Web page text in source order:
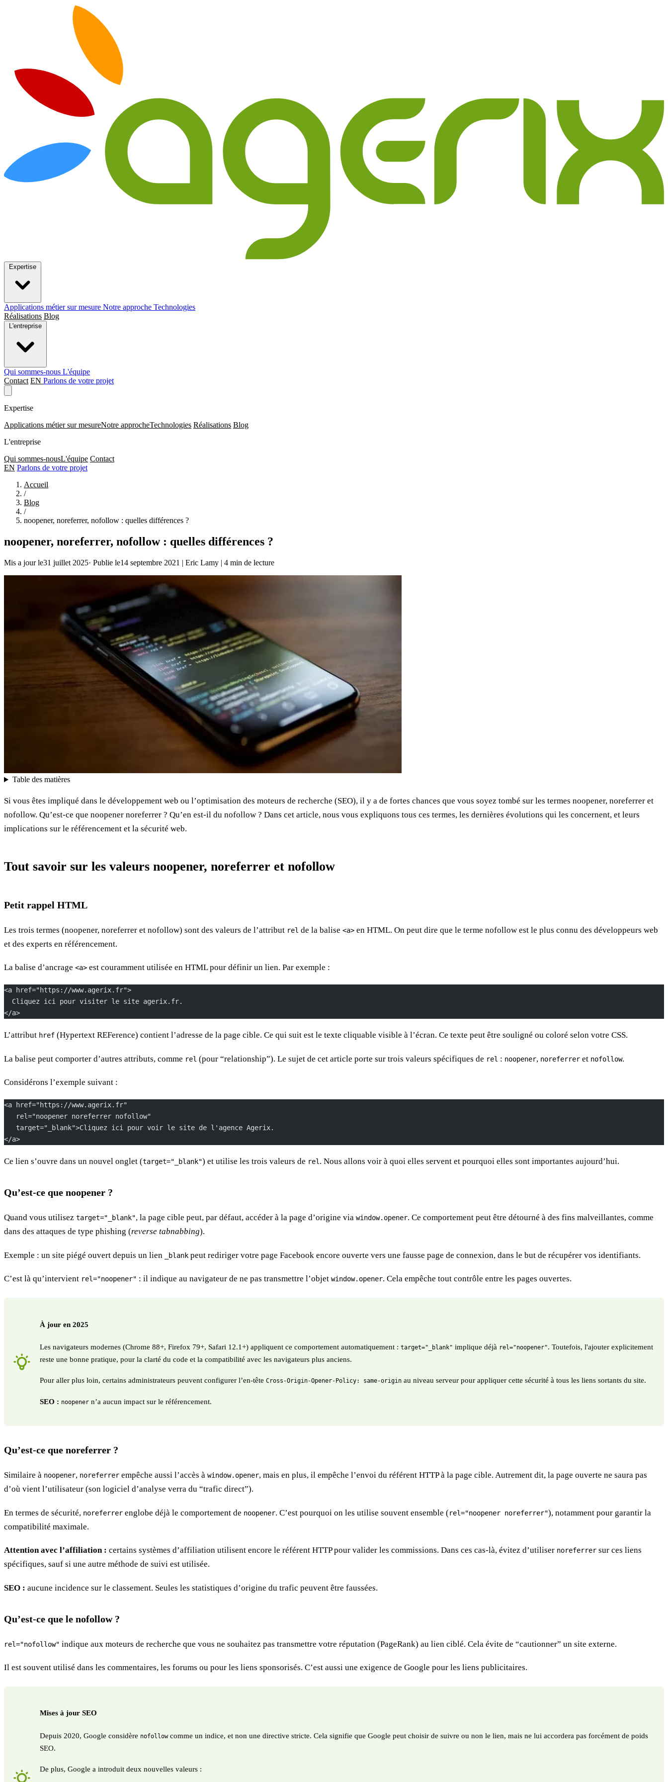
Applications métier sur mesure Notre approche Technologies
Réalisations Blog
Qui sommes-nous L'équipe
Contact EN Parlons de votre projet
Expertise
Applications métier sur mesureNotre approcheTechnologies Réalisations Blog
L'entreprise
Qui sommes-nousL'équipe Contact
EN Parlons de votre projet
Accueil
/
Blog
/
noopener, noreferrer, nofollow : quelles différences ?
noopener, noreferrer, nofollow : quelles différences ?
Mis a jour le31 juillet 2025· Publie le14 septembre 2021 | Eric Lamy | 4 min de lecture
Table des matières
Si vous êtes impliqué dans le développement web ou l’optimisation des moteurs de recherche (SEO), il y a de fortes chances que vous soyez tombé sur les termes noopener, noreferrer et
nofollow. Qu’est-ce que noopener noreferrer ? Qu’en est-il du nofollow ? Dans cet article, nous vous expliquons tous ces termes, les dernières évolutions qui les concernent, et leurs
implications sur le référencement et la sécurité web.
Tout savoir sur les valeurs noopener, noreferrer et nofollow
Petit rappel HTML
Les trois termes (noopener, noreferrer et nofollow) sont des valeurs de l’attribut rel de la balise <a> en HTML. On peut dire que le terme nofollow est le plus connu des développeurs web
et des experts en référencement.
La balise d’ancrage <a> est couramment utilisée en HTML pour définir un lien. Par exemple :
<a href="https://www.agerix.fr">
  Cliquez ici pour visiter le site agerix.fr.
</a>
L’attribut href (Hypertext REFerence) contient l’adresse de la page cible. Ce qui suit est le texte cliquable visible à l’écran. Ce texte peut être souligné ou coloré selon votre CSS.
La balise peut comporter d’autres attributs, comme rel (pour “relationship”). Le sujet de cet article porte sur trois valeurs spécifiques de rel : noopener, noreferrer et nofollow.
Considérons l’exemple suivant :
<a href="https://www.agerix.fr"
   rel="noopener noreferrer nofollow"
   target="_blank">Cliquez ici pour voir le site de l'agence Agerix.
</a>
Ce lien s’ouvre dans un nouvel onglet (target="_blank") et utilise les trois valeurs de rel. Nous allons voir à quoi elles servent et pourquoi elles sont importantes aujourd’hui.
Qu’est-ce que noopener ?
Quand vous utilisez target="_blank", la page cible peut, par défaut, accéder à la page d’origine via window.opener. Ce comportement peut être détourné à des fins malveillantes, comme
dans des attaques de type phishing (reverse tabnabbing).
Exemple : un site piégé ouvert depuis un lien _blank peut rediriger votre page Facebook encore ouverte vers une fausse page de connexion, dans le but de récupérer vos identifiants.
C’est là qu’intervient rel="noopener" : il indique au navigateur de ne pas transmettre l’objet window.opener. Cela empêche tout contrôle entre les pages ouvertes.
À jour en 2025
Les navigateurs modernes (Chrome 88+, Firefox 79+, Safari 12.1+) appliquent ce comportement automatiquement : target="_blank" implique déjà rel="noopener". Toutefois, l'ajouter explicitement
reste une bonne pratique, pour la clarté du code et la compatibilité avec les navigateurs plus anciens.
Pour aller plus loin, certains administrateurs peuvent configurer l’en-tête Cross-Origin-Opener-Policy: same-origin au niveau serveur pour appliquer cette sécurité à tous les liens sortants du site.
SEO : noopener n’a aucun impact sur le référencement.
Qu’est-ce que noreferrer ?
Similaire à noopener, noreferrer empêche aussi l’accès à window.opener, mais en plus, il empêche l’envoi du référent HTTP à la page cible. Autrement dit, la page ouverte ne saura pas
d’où vient l’utilisateur (son logiciel d’analyse verra du “trafic direct”).
En termes de sécurité, noreferrer englobe déjà le comportement de noopener. C’est pourquoi on les utilise souvent ensemble (rel="noopener noreferrer"), notamment pour garantir la
compatibilité maximale.
Attention avec l’affiliation : certains systèmes d’affiliation utilisent encore le référent HTTP pour valider les commissions. Dans ces cas-là, évitez d’utiliser noreferrer sur ces liens
spécifiques, sauf si une autre méthode de suivi est utilisée.
SEO : aucune incidence sur le classement. Seules les statistiques d’origine du trafic peuvent être faussées.
Qu’est-ce que le nofollow ?
rel="nofollow" indique aux moteurs de recherche que vous ne souhaitez pas transmettre votre réputation (PageRank) au lien ciblé. Cela évite de “cautionner” un site externe.
Il est souvent utilisé dans les commentaires, les forums ou pour les liens sponsorisés. C’est aussi une exigence de Google pour les liens publicitaires.
Mises à jour SEO
Depuis 2020, Google considère nofollowcomme un indice, et non une directive stricte. Cela signifie que Google peut choisir de suivre ou non le lien, mais ne lui accordera pas forcément de poids
SEO.
De plus, Google a introduit deux nouvelles valeurs :